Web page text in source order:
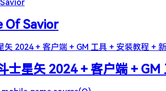
Of Savior
士星矢 2024 + 客户端 + GM